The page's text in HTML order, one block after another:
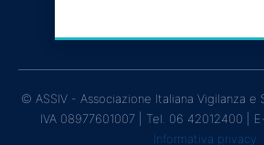
© ASSIV - Associazione Italiana Vigilanza e
IVA 08977601007 | Tel. 06 42012400 |
Informativa privacy